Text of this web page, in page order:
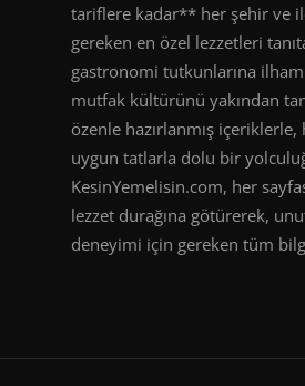
tariflere kadar** her şehir ve
gereken en özel lezzetleri
gastronomi tutkunlarına
mutfak kültürünü yakından
özenle hazırlanmış içeriklerle,
uygun tatlarla dolu bir
KesinYemelisin.com, her
lezzet durağına götürerek,
deneyimi için gereken tüm